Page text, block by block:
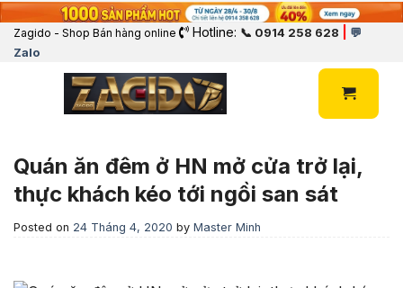
Zagido - Shop Bán hàng online Hotline: 📞 0914 258 628
💬
Zalo
Quán ăn đêm ở HN mở cửa trở lại,
thực khách kéo tới ngồi san sát
Posted on 24 Tháng 4, 2020 by Master Minh